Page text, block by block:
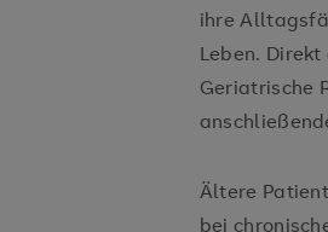
ihre
Leben.
Geriatrische
Ältere
bei